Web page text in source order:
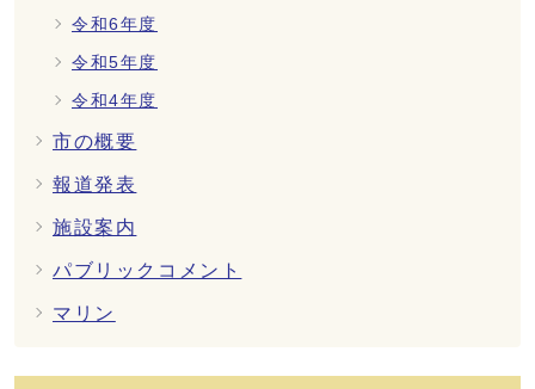
令和6年度
令和5年度
令和4年度
市の概要
報道発表
施設案内
パブリックコメント
マリン